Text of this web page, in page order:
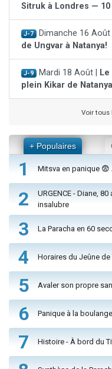
Sitruk à Londres — 10
J-7 Dimanche 16 Août |
de Ungvar à Natanya!
J-9 Mardi 18 Août |
plein Kikar de
Voir tous
+ Populaires
1 Mitsva en panique 😨
2
URGENCE - Diane,
insalubre
3 La Paracha en 60
4 Horaires du Jeûne de
5 Avaler son propre
6 Panique à la
7 Histoire - À bord du